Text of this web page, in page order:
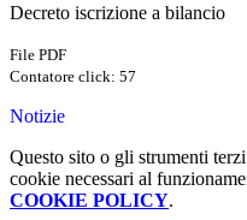
Decreto iscrizione a bilancio
File PDF
Contatore click: 57
Notizie
Questo sito o gli strumenti
cookie necessari al
COOKIE POLICY.